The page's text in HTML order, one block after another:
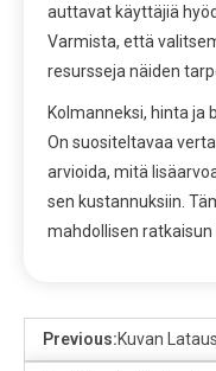
auttavat käyttäjiä
Varmista, että
resursseja näiden
Kolmanneksi, hinta ja
On suositeltavaa
arvioida, mitä
sen kustannuksiin.
mahdollisen
Previous:Kuvan